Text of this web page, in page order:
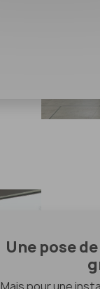
Une pose